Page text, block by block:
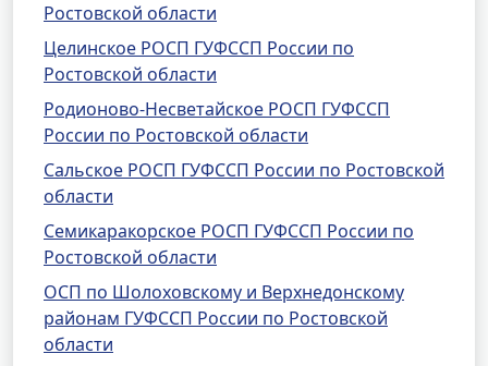
Ростовской области
Целинское РОСП ГУФССП России по
Ростовской области
Родионово-Несветайское РОСП ГУФССП
России по Ростовской области
Сальское РОСП ГУФССП России по Ростовской
области
Семикаракорское РОСП ГУФССП России по
Ростовской области
ОСП по Шолоховскому и Верхнедонскому
районам ГУФССП России по Ростовской
области